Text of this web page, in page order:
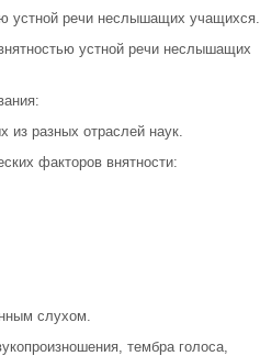
устной речи неслышащих учащихся.
устной речи неслышащих
из разных отраслей наук.
факторов внятности:
слухом.
тембра голоса,